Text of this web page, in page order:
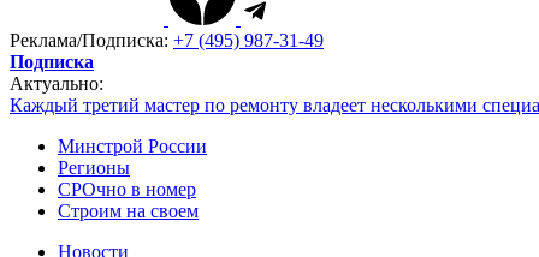
Реклама/Подписка: +7 (495) 987-31-49
Подписка
Актуально:
Каждый третий мастер по ремонту владеет несколькими
Минстрой России
Регионы
СРОчно в номер
Строим на своем
Новости